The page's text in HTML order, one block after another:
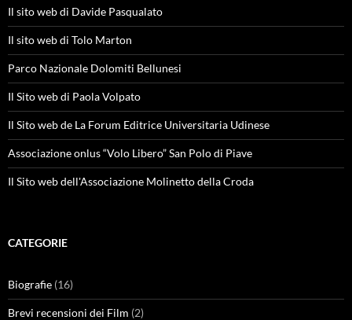
Il sito web di Davide Pasqualato
Il sito web di Tolo Marton
Parco Nazionale Dolomiti Bellunesi
Il Sito web di Paola Volpato
Il Sito web de La Forum Editrice Universitaria Udinese
Associazione onlus “Volo Libero” San Polo di Piave
Il Sito web dell'Associazione Molinetto della Croda
CATEGORIE
Biografie (16)
Brevi recensioni dei Film (2)